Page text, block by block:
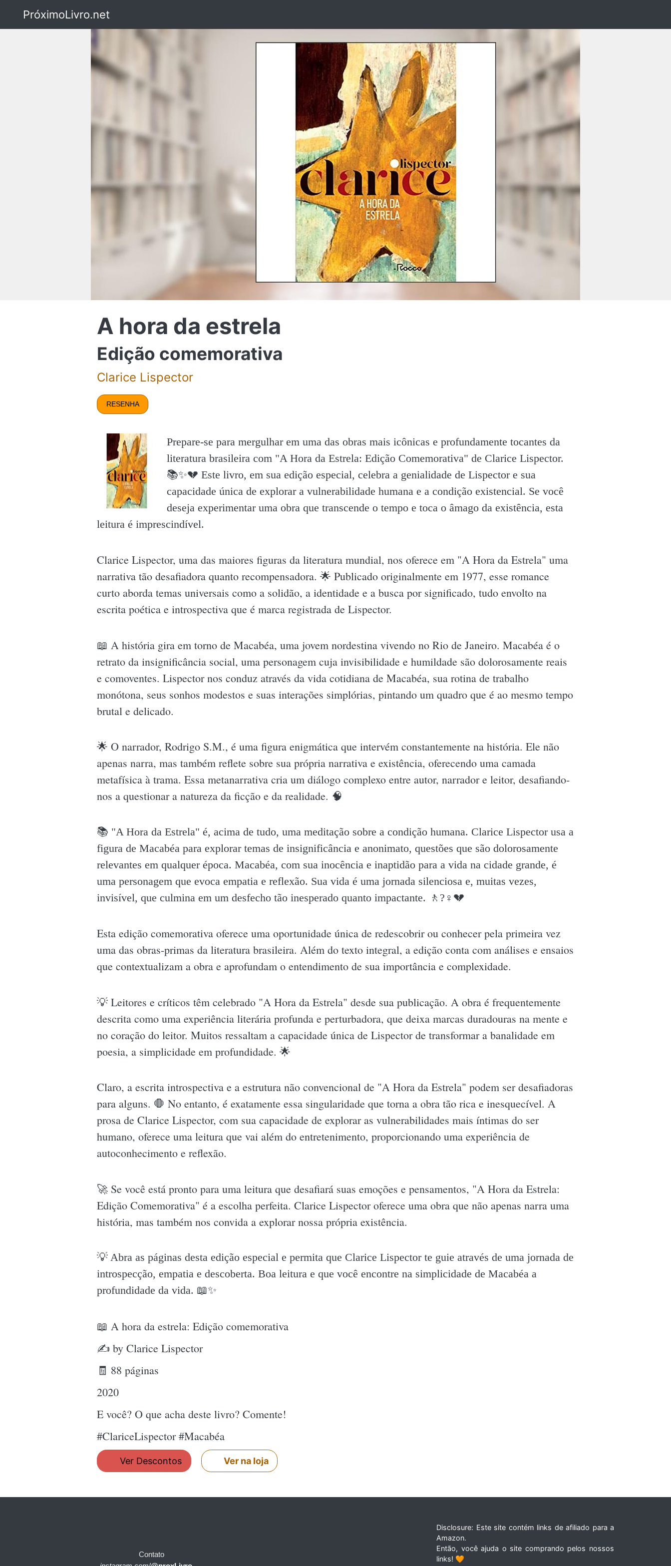
PróximoLivro.net
A hora da estrela
Edição comemorativa
Clarice Lispector
RESENHA
Prepare-se para mergulhar em uma das obras mais icônicas e profundamente tocantes da
literatura brasileira com "A Hora da Estrela: Edição Comemorativa" de Clarice Lispector.
📚✨️💔 Este livro, em sua edição especial, celebra a genialidade de Lispector e sua
capacidade única de explorar a vulnerabilidade humana e a condição existencial. Se você
deseja experimentar uma obra que transcende o tempo e toca o âmago da existência, esta
leitura é imprescindível.
Clarice Lispector, uma das maiores figuras da literatura mundial, nos oferece em "A Hora da Estrela" uma
narrativa tão desafiadora quanto recompensadora. 🌟 Publicado originalmente em 1977, esse romance
curto aborda temas universais como a solidão, a identidade e a busca por significado, tudo envolto na
escrita poética e introspectiva que é marca registrada de Lispector.
📖 A história gira em torno de Macabéa, uma jovem nordestina vivendo no Rio de Janeiro. Macabéa é o
retrato da insignificância social, uma personagem cuja invisibilidade e humildade são dolorosamente reais
e comoventes. Lispector nos conduz através da vida cotidiana de Macabéa, sua rotina de trabalho
monótona, seus sonhos modestos e suas interações simplórias, pintando um quadro que é ao mesmo tempo
brutal e delicado.
🌟 O narrador, Rodrigo S.M., é uma figura enigmática que intervém constantemente na história. Ele não
apenas narra, mas também reflete sobre sua própria narrativa e existência, oferecendo uma camada
metafísica à trama. Essa metanarrativa cria um diálogo complexo entre autor, narrador e leitor, desafiando-
nos a questionar a natureza da ficção e da realidade. 🧠
📚 "A Hora da Estrela" é, acima de tudo, uma meditação sobre a condição humana. Clarice Lispector usa a
figura de Macabéa para explorar temas de insignificância e anonimato, questões que são dolorosamente
relevantes em qualquer época. Macabéa, com sua inocência e inaptidão para a vida na cidade grande, é
uma personagem que evoca empatia e reflexão. Sua vida é uma jornada silenciosa e, muitas vezes,
invisível, que culmina em um desfecho tão inesperado quanto impactante. 🚶?♀️💔
Esta edição comemorativa oferece uma oportunidade única de redescobrir ou conhecer pela primeira vez
uma das obras-primas da literatura brasileira. Além do texto integral, a edição conta com análises e ensaios
que contextualizam a obra e aprofundam o entendimento de sua importância e complexidade.
💡 Leitores e críticos têm celebrado "A Hora da Estrela" desde sua publicação. A obra é frequentemente
descrita como uma experiência literária profunda e perturbadora, que deixa marcas duradouras na mente e
no coração do leitor. Muitos ressaltam a capacidade única de Lispector de transformar a banalidade em
poesia, a simplicidade em profundidade. 🌟
Claro, a escrita introspectiva e a estrutura não convencional de "A Hora da Estrela" podem ser desafiadoras
para alguns. 🛑 No entanto, é exatamente essa singularidade que torna a obra tão rica e inesquecível. A
prosa de Clarice Lispector, com sua capacidade de explorar as vulnerabilidades mais íntimas do ser
humano, oferece uma leitura que vai além do entretenimento, proporcionando uma experiência de
autoconhecimento e reflexão.
🚀 Se você está pronto para uma leitura que desafiará suas emoções e pensamentos, "A Hora da Estrela:
Edição Comemorativa" é a escolha perfeita. Clarice Lispector oferece uma obra que não apenas narra uma
história, mas também nos convida a explorar nossa própria existência.
💡 Abra as páginas desta edição especial e permita que Clarice Lispector te guie através de uma jornada de
introspecção, empatia e descoberta. Boa leitura e que você encontre na simplicidade de Macabéa a
profundidade da vida. 📖✨️
📖 A hora da estrela: Edição comemorativa
✍ by Clarice Lispector
🧾 88 páginas
2020
E você? O que acha deste livro? Comente!
#ClariceLispector #Macabéa
Ver Descontos Ver na loja
Contato
Disclosure: Este site contém links de afiliado para a
Amazon.
Então, você ajuda o site comprando pelos nossos
links! 🧡